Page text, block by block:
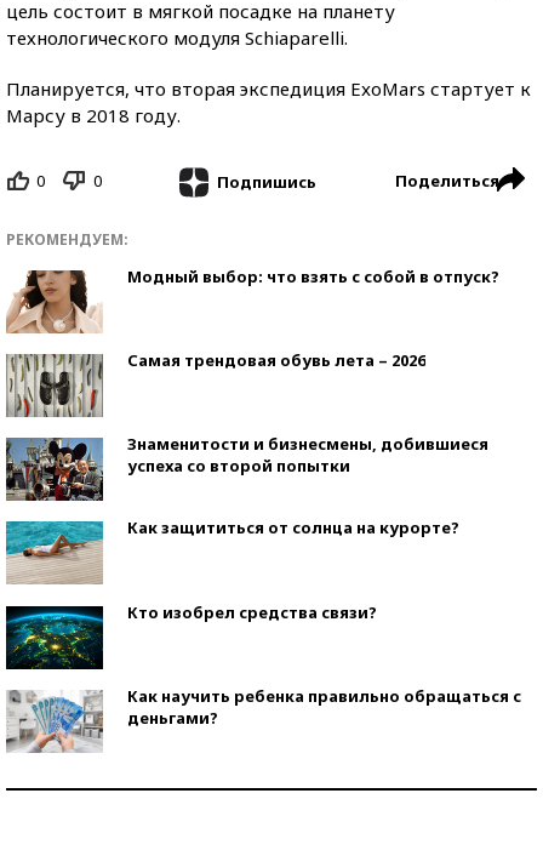
цель состоит в мягкой посадке на планету
технологического модуля Schiaparelli.
Планируется, что вторая экспедиция ExoMars стартует к
Марсу в 2018 году.
0 0 Подпишись Поделиться
РЕКОМЕНДУЕМ:
Модный выбор: что взять с собой в отпуск?
Самая трендовая обувь лета – 2026
Знаменитости и бизнесмены, добившиеся
успеха со второй попытки
Как защититься от солнца на курорте?
Кто изобрел средства связи?
Как научить ребенка правильно обращаться с
деньгами?